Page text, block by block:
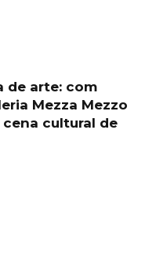
de arte: com
Mezza Mezzo
cultural de